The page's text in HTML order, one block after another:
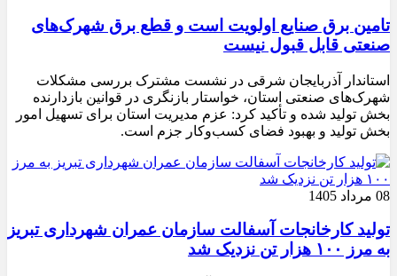
تامین برق صنایع اولویت است و قطع برق شهرک‌های
صنعتی قابل قبول نیست
استاندار آذربایجان شرقی در نشست مشترک بررسی مشکلات
شهرک‌های صنعتی استان، خواستار بازنگری در قوانین بازدارنده
بخش تولید شده و تأکید کرد: عزم مدیریت استان برای تسهیل امور
بخش تولید و بهبود فضای کسب‌وکار جزم است.
08 مرداد 1405
تولید کارخانجات آسفالت سازمان عمران شهرداری تبریز
به مرز ۱۰۰ هزار تن نزدیک شد